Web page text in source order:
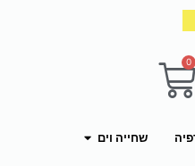
0
עגלת
שחייה וים פתח שחייה וים